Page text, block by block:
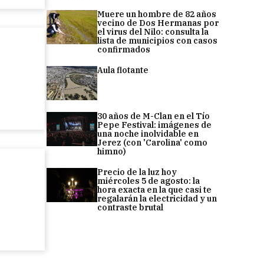
Muere un hombre de 82 años
vecino de Dos Hermanas por
el virus del Nilo: consulta la
lista de municipios con casos
confirmados
Aula flotante
30 años de M-Clan en el Tío
Pepe Festival: imágenes de
una noche inolvidable en
Jerez (con 'Carolina' como
himno)
Precio de la luz hoy
miércoles 5 de agosto: la
hora exacta en la que casi te
regalarán la electricidad y un
contraste brutal